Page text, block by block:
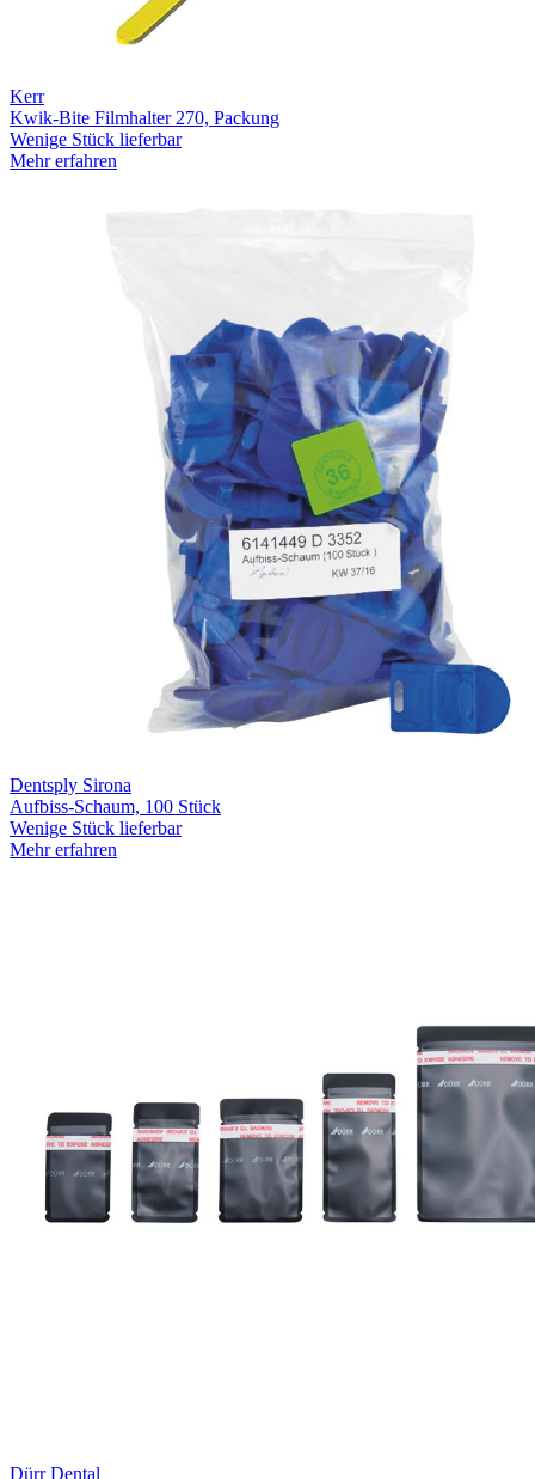
Kerr
Kwik-Bite Filmhalter 270, Packung
Wenige Stück lieferbar
Mehr erfahren
Dentsply Sirona
Aufbiss-Schaum, 100 Stück
Wenige Stück lieferbar
Mehr erfahren
Dürr Dental